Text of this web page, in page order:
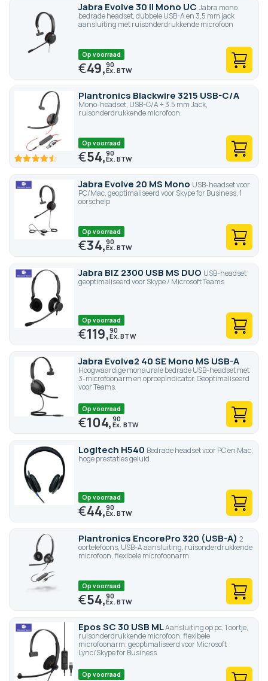
Jabra Evolve 30 II Mono UC Jabra mono
bedrade headset, dubbele USB-A en 3,5 mm jack
aansluiting met ruisonderdrukkende microfoon
Op voorraad
€49,90
Plantronics Blackwire 3215 USB-C/A
Mono-headset, USB-C/A + 3.5 mm Jack,
ruisonderdrukkende microfoon.
90 100
Op voorraad
€54,90
Jabra Evolve 20 MS Mono USB-headset voor
PC/Mac, geoptimaliseerd voor Skype for Business, 1
oorschelp
Op voorraad
€34,90
Jabra BIZ 2300 USB MS DUO USB-headset
geoptimaliseerd voor Skype / Microsoft Teams
Op voorraad
€119,90
Jabra Evolve2 40 SE Mono MS USB-A
Hoogwaardige monaurale bedrade USB-headset met
3-microfoonarm en oproepindicator. Geoptimaliseerd
voor Teams.
Op voorraad
€104,90
Logitech H540 Bedrade headset voor PC en Mac,
hoge prestaties geluid
Op voorraad
€44,90
Plantronics EncorePro 320 (USB-A) 2
oortelefoons, USB-A aansluiting, ruisonderdrukkende
microfoon, flexibele microfoonarm
Op voorraad
€54,90
Epos SC 30 USB MLAansluiting op pc, 1 oortje,
ruisonderdrukkende microfoon, flexibele
microfoonarm, geoptimaliseerd voor Microsoft
Lync/Skype for Business
Op voorraad